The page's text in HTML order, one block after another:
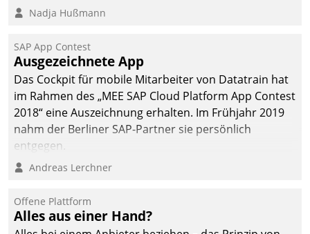
Nadja Hußmann
SAP App Contest
Ausgezeichnete App
Das Cockpit für mobile Mitarbeiter von Datatrain hat
im Rahmen des „MEE SAP Cloud Platform App Contest
2018“ eine Auszeichnung erhalten. Im Frühjahr 2019
nahm der Berliner SAP-Partner sie persönlich
entgegen.
Andreas Lerchner
Offene Plattform
Alles aus einer Hand?